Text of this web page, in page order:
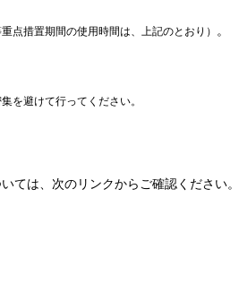
重点措置期間の使用時間は、上記のとおり） 。
を避けて行ってください。
ては、次のリンクからご確認ください。